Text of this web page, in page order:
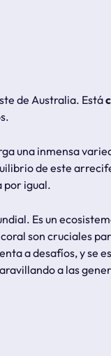
de Australia. Está
una inmensa
de este
por igual.
Es un
son cruciales
a desafíos, y se
a las